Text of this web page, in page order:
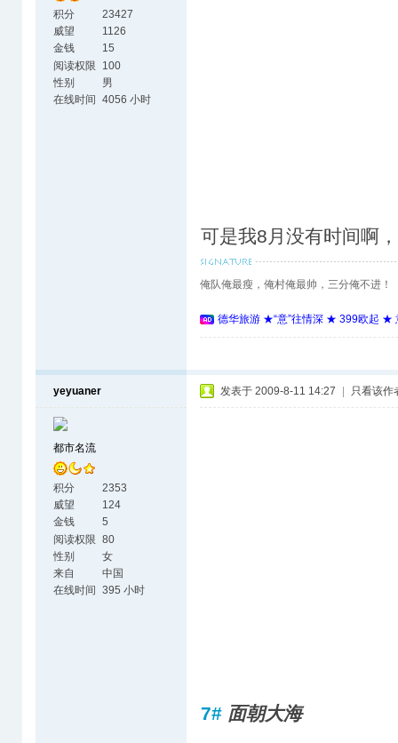
积分
23427
威望
1126
金钱
15
阅读权限
100
性别
男
在线时间
4056 小时
可是我8月没有时间啊
俺队俺最瘦，俺村俺最帅，三分俺不进！
德华旅游 ★“意”往情深 ★ 399欧起 ★
yeyuaner
都市名流
积分
2353
威望
124
金钱
5
阅读权限 80
性别
女
来自
中国
在线时间
395 小时
发表于 2009-8-11 14:27 只看该作
7# 面朝大海